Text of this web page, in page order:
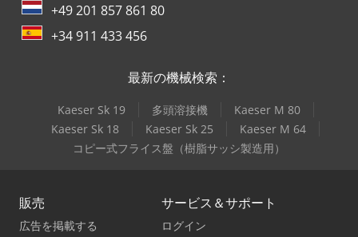
+49 201 857 861 80
+34 911 433 456
最新の機械検索：
Kaeser Sk 19 多頭溶接機
Kaeser M 80
Kaeser Sk 18
Kaeser Sk 25
Kaeser M 64
コピー式フライス盤（樹脂サッシ製造用）
販売
広告を掲載する
サービス＆サポート
ログイン